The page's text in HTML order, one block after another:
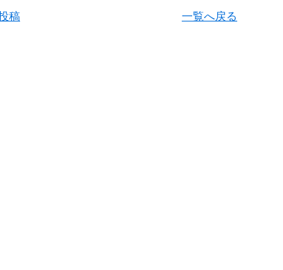
稿 一覧へ戻る